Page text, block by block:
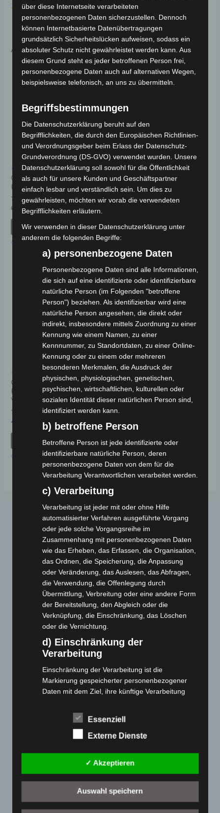
3.0kW.
Ähnliche Produkte
Kostenloser Versand
CARGO VOLT
KONVERTER
Bewertet
mit
0
69,00 *
IN DEN WARENKORB
CARGO VOLT
Kostenloser Versand
CARGO VOLT
FRONTLICHT
von
5 IN DEN WARENKORB
CARGO VOLT
Kostenloser Versand
CARGO VOLT
RADACHSE
VORDERRADLAGER
Bewertet
0
49,00
IN DEN WARENKORB
CARGO VOLT
Webseite
Cashback-Aktion
Händler werden
Gemeinsam spenden
Kontakt
Reklamation einreichen
Produktpalette
Elektro-Fahrräder
Elektro-Kabinenroller
Elektro-Klappräder
Elektro-Lastendreiräder
Elektro-Roller
über diese Internetseite verarbeiteten
personenbezogenen Daten sicherzustellen. Dennoch
können Internetbasierte Datenübertragungen
grundsätzlich Sicherheitslücken aufweisen, sodass ein
absoluter Schutz nicht gewährleistet werden kann. Aus
diesem Grund steht es jeder betroffenen Person frei,
personenbezogene Daten auch auf alternativen Wegen,
beispielsweise telefonisch, an uns zu übermitteln.
Begriffsbestimmungen
Die Datenschutzerklärung beruht auf den
Begrifflichkeiten, die durch den Europäischen Richtlinien-
und Verordnungsgeber beim Erlass der Datenschutz-
Grundverordnung (DS-GVO) verwendet wurden. Unsere
Datenschutzerklärung soll sowohl für die Öffentlichkeit
als auch für unsere Kunden und Geschäftspartner
einfach lesbar und verständlich sein. Um dies zu
gewährleisten, möchten wir vorab die verwendeten
Begrifflichkeiten erläutern.
Wir verwenden in dieser Datenschutzerklärung unter
anderem die folgenden Begriffe:
a) personenbezogene Daten
Personenbezogene Daten sind alle Informationen,
die sich auf eine identifizierte oder identifizierbare
natürliche Person (im Folgenden "betroffene
Person") beziehen. Als identifizierbar wird eine
natürliche Person angesehen, die direkt oder
indirekt, insbesondere mittels Zuordnung zu einer
Kennung wie einem Namen, zu einer
Kennnummer, zu Standortdaten, zu einer Online-
Kennung oder zu einem oder mehreren
besonderen Merkmalen, die Ausdruck der
physischen, physiologischen, genetischen,
psychischen, wirtschaftlichen, kulturellen oder
sozialen Identität dieser natürlichen Person sind,
identifiziert werden kann.
b) betroffene Person
Betroffene Person ist jede identifizierte oder
identifizierbare natürliche Person, deren
personenbezogene Daten von dem für die
Verarbeitung Verantwortlichen verarbeitet werden.
c) Verarbeitung
Verarbeitung ist jeder mit oder ohne Hilfe
automatisierter Verfahren ausgeführte Vorgang
oder jede solche Vorgangsreihe im
Zusammenhang mit personenbezogenen Daten
wie das Erheben, das Erfassen, die Organisation,
das Ordnen, die Speicherung, die Anpassung
oder Veränderung, das Auslesen, das Abfragen,
die Verwendung, die Offenlegung durch
Übermittlung, Verbreitung oder eine andere Form
der Bereitstellung, den Abgleich oder die
Verknüpfung, die Einschränkung, das Löschen
oder die Vernichtung.
d) Einschränkung der
Verarbeitung
Einschränkung der Verarbeitung ist die
Markierung gespeicherter personenbezogener
Daten mit dem Ziel, ihre künftige Verarbeitung
e) Profiling
Profiling ist jede Art der automatisierten
besteht, dass diese personenbezogenen Daten
verwendet werden, um bestimmte persönliche
beziehen, zu bewerten, insbesondere, um
Lage, Gesundheit, persönlicher Vorlieben,
Essenziell
Externe Dienste
✓ Akzeptieren
Auswahl speichern